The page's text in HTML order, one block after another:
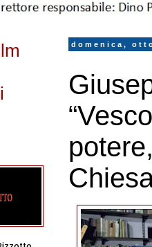
domenica,